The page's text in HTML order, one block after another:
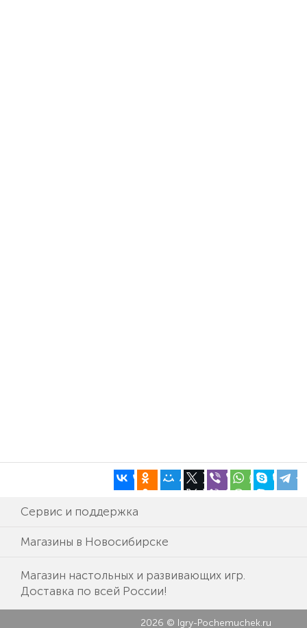
Сервис и поддержка
Магазины в Новосибирске
Магазин настольных и развивающих игр.
Доставка по всей России!
2026 © Igry-Pochemuchek.ru